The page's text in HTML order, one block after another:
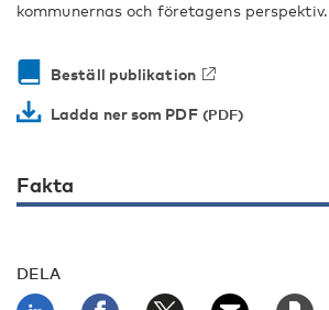
kommunernas och företagens perspektiv.
Beställ publikation
Ladda ner som PDF
Fakta
DELA